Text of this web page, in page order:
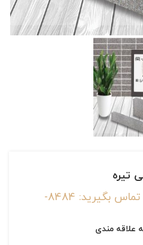
تیره
جهت استعلام قیمت تماس بگیرید: 8484-
علاقه مندی